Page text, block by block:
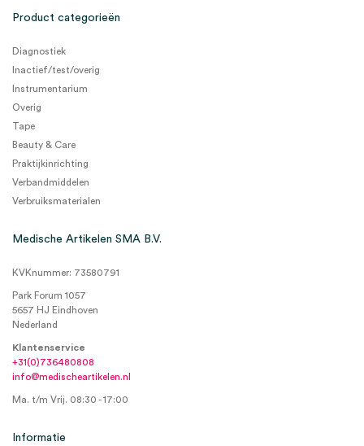
Product categorieën
Diagnostiek
Inactief/test/overig
Instrumentarium
Overig
Tape
Beauty & Care
Praktijkinrichting
Verbandmiddelen
Verbruiksmaterialen
Medische Artikelen SMA B.V.
KVKnummer: 73580791
Park Forum 1057
5657 HJ Eindhoven
Nederland
Klantenservice
+31(0)736480808
info@medischeartikelen.nl
Ma. t/m Vrij. 08:30 - 17:00
Informatie